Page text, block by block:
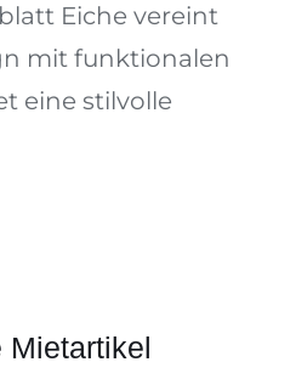
Eiche vereint
mit funktionalen
eine stilvolle
Mietartikel